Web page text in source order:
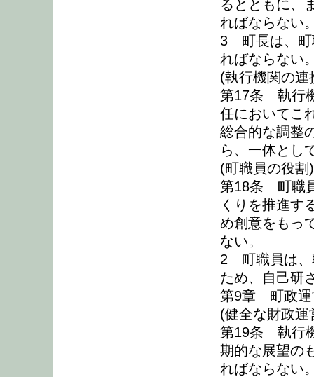
るとともに、
ればならない
3 町長は、町
ればならない
(執行機関の連
第17条 執行
任においてこ
総合的な調整
ら、一体とし
(町職員の役割)
第18条 町職
くりを推進す
め創意をもっ
ない。
2 町職員は、
ため、自己研
第9章 町政運
(健全な財政運
第19条 執行
期的な展望の
ればならない